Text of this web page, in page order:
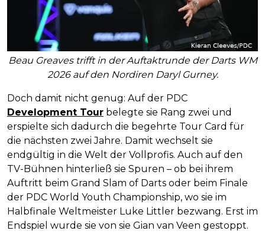
Beau Greaves trifft in der Auftaktrunde der Darts WM
2026 auf den Nordiren Daryl Gurney.
Doch damit nicht genug: Auf der PDC
Development Tour belegte sie Rang zwei und
erspielte sich dadurch die begehrte Tour Card für
die nächsten zwei Jahre. Damit wechselt sie
endgültig in die Welt der Vollprofis. Auch auf den
TV-Bühnen hinterließ sie Spuren – ob bei ihrem
Auftritt beim Grand Slam of Darts oder beim Finale
der PDC World Youth Championship, wo sie im
Halbfinale Weltmeister Luke Littler bezwang. Erst im
Endspiel wurde sie von sie Gian van Veen gestoppt.